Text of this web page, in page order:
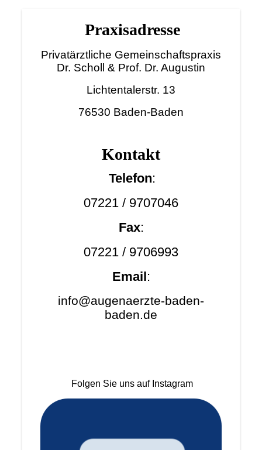
Praxisadresse
Privatärztliche Gemeinschaftspraxis
Dr. Scholl & Prof. Dr. Augustin
Lichtentalerstr. 13
76530 Baden-Baden
Kontakt
Telefon:
07221 / 9707046
Fax:
07221 / 9706993
Email:
info@augenaerzte-baden-
baden.de
Folgen Sie uns auf Instagram